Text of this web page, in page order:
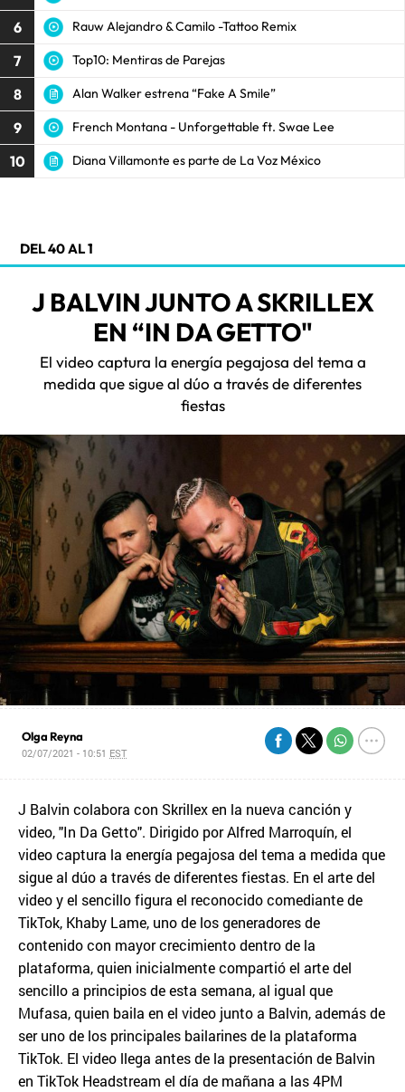
6 Rauw Alejandro & Camilo -Tattoo Remix
7 Top10: Mentiras de Parejas
8 Alan Walker estrena “Fake A Smile”
9 French Montana - Unforgettable ft. Swae Lee
10 Diana Villamonte es parte de La Voz México
DEL 40 AL 1
J BALVIN JUNTO A SKRILLEX
EN “IN DA GETTO"
El video captura la energía pegajosa del tema a
medida que sigue al dúo a través de diferentes
fiestas
Olga Reyna
02/07/2021 - 10:51 EST
J Balvin colabora con Skrillex en la nueva canción y
video, "In Da Getto". Dirigido por Alfred Marroquín, el
video captura la energía pegajosa del tema a medida que
sigue al dúo a través de diferentes fiestas. En el arte del
video y el sencillo figura el reconocido comediante de
TikTok, Khaby Lame, uno de los generadores de
contenido con mayor crecimiento dentro de la
plataforma, quien inicialmente compartió el arte del
sencillo a principios de esta semana, al igual que
Mufasa, quien baila en el video junto a Balvin, además de
ser uno de los principales bailarines de la plataforma
TikTok. El video llega antes de la presentación de Balvin
en TikTok Headstream el día de mañana a las 4PM